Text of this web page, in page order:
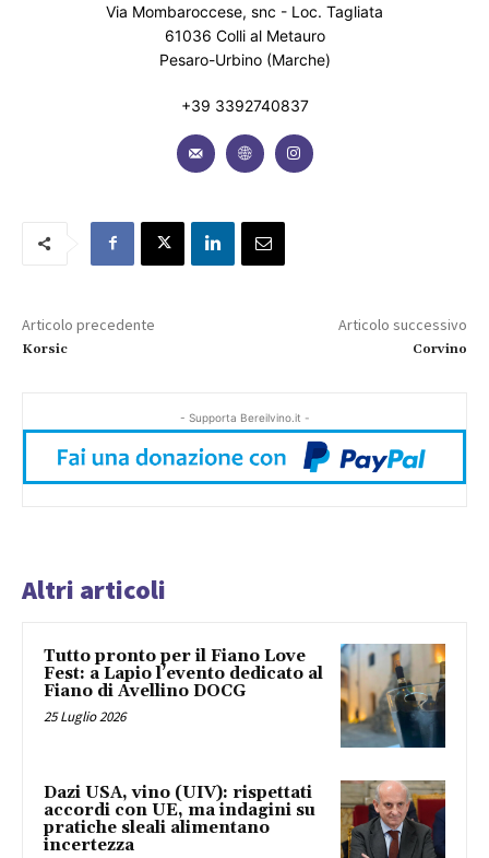
Via Mombaroccese, snc - Loc. Tagliata
61036 Colli al Metauro
Pesaro-Urbino (Marche)
+39 3392740837
Articolo precedente
Korsic
Articolo successivo
Corvino
- Supporta Bereilvino.it -
Altri articoli
Tutto pronto per il Fiano Love
Fest: a Lapio l’evento dedicato al
Fiano di Avellino DOCG
25 Luglio 2026
Dazi USA, vino (UIV): rispettati
accordi con UE, ma indagini su
pratiche sleali alimentano
incertezza